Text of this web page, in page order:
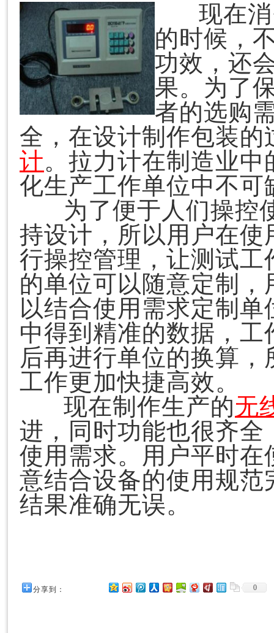
现在
的时候，
功效，还
果。为了
者的选购
全，在设计制作包装的
计。拉力计在制造业
化生产工作单位中不
为了便于人们操控
持设计，所以用户在
行操控管理，让测试
的单位可以随意定制
以结合使用需求定制
中得到精准的数据，
后再进行单位的换算
工作更加快捷高效。
现在制作生产的无
进，同时功能也很齐
使用需求。用户平时
意结合设备的使用规
结果准确无误。
分享到： 0